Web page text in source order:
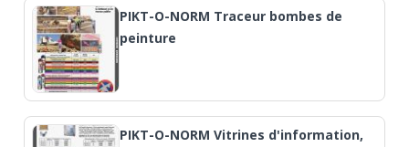
PIKT-O-NORM Traceur bombes de
peinture
PIKT-O-NORM Vitrines d'information,